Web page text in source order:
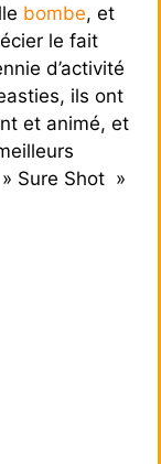
bombe, et
le fait
d’activité
ils ont
et animé, et
Sure Shot »